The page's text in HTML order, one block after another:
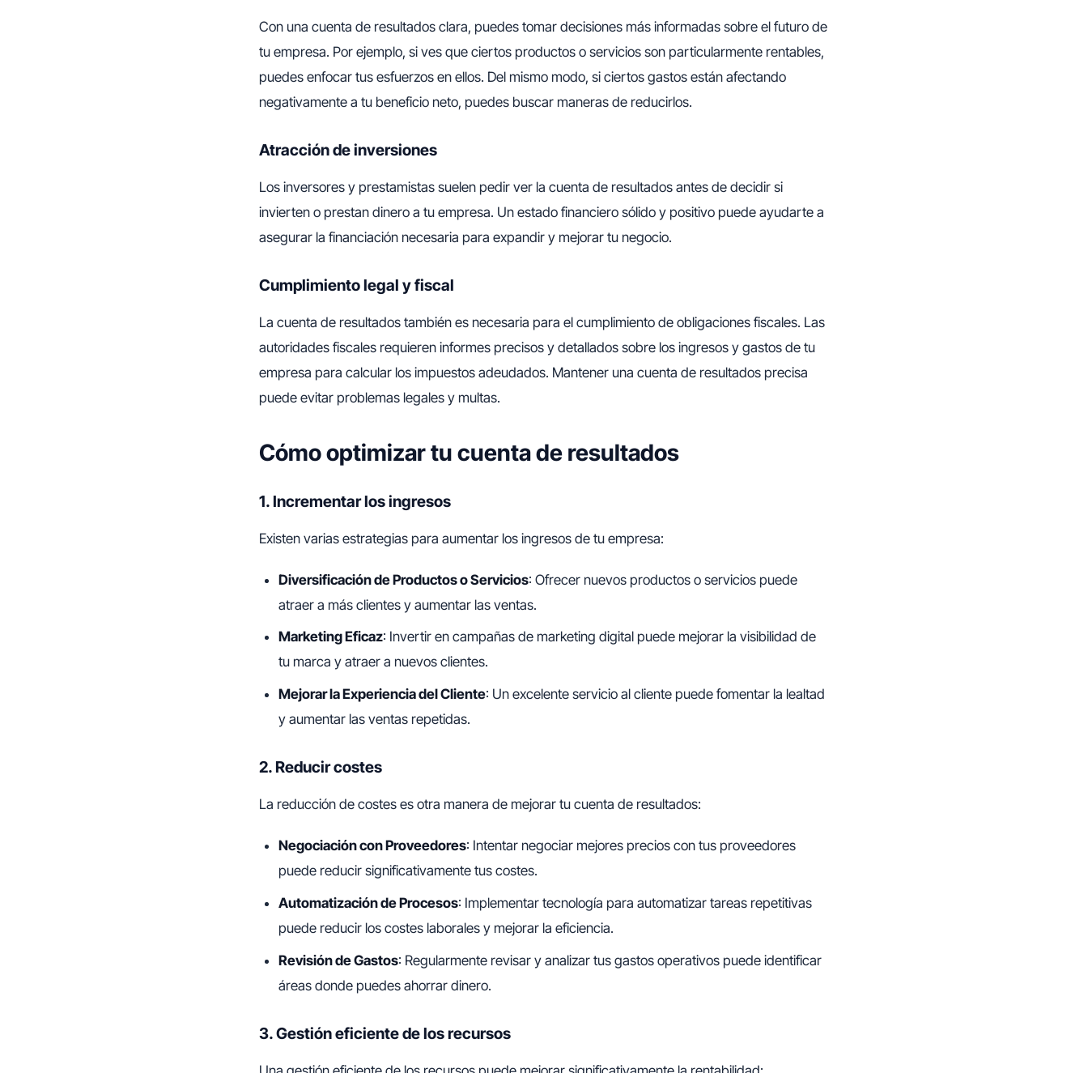
Con una cuenta de resultados clara, puedes tomar decisiones más informadas sobre el futuro de
tu empresa. Por ejemplo, si ves que ciertos productos o servicios son particularmente rentables,
puedes enfocar tus esfuerzos en ellos. Del mismo modo, si ciertos gastos están afectando
negativamente a tu beneficio neto, puedes buscar maneras de reducirlos.
Atracción de inversiones
Los inversores y prestamistas suelen pedir ver la cuenta de resultados antes de decidir si
invierten o prestan dinero a tu empresa. Un estado financiero sólido y positivo puede ayudarte a
asegurar la financiación necesaria para expandir y mejorar tu negocio.
Cumplimiento legal y fiscal
La cuenta de resultados también es necesaria para el cumplimiento de obligaciones fiscales. Las
autoridades fiscales requieren informes precisos y detallados sobre los ingresos y gastos de tu
empresa para calcular los impuestos adeudados. Mantener una cuenta de resultados precisa
puede evitar problemas legales y multas.
Cómo optimizar tu cuenta de resultados
1. Incrementar los ingresos
Existen varias estrategias para aumentar los ingresos de tu empresa:
Diversificación de Productos o Servicios: Ofrecer nuevos productos o servicios puede
atraer a más clientes y aumentar las ventas.
Marketing Eficaz: Invertir en campañas de marketing digital puede mejorar la visibilidad de
tu marca y atraer a nuevos clientes.
Mejorar la Experiencia del Cliente: Un excelente servicio al cliente puede fomentar la lealtad
y aumentar las ventas repetidas.
2. Reducir costes
La reducción de costes es otra manera de mejorar tu cuenta de resultados:
Negociación con Proveedores: Intentar negociar mejores precios con tus proveedores
puede reducir significativamente tus costes.
Automatización de Procesos: Implementar tecnología para automatizar tareas repetitivas
puede reducir los costes laborales y mejorar la eficiencia.
Revisión de Gastos: Regularmente revisar y analizar tus gastos operativos puede identificar
áreas donde puedes ahorrar dinero.
3. Gestión eficiente de los recursos